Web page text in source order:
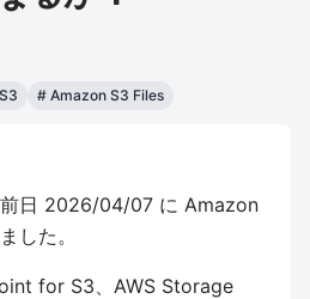
# Amazon S3 Files
日 2026/04/07 に Amazon
した。
for S3、AWS Storage